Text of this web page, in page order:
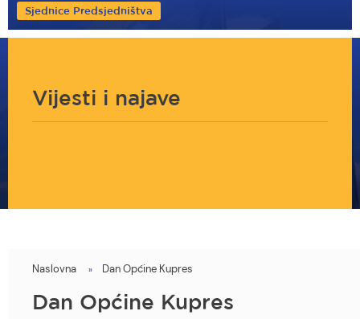
Sjednice Predsjedništva
Vijesti i najave
You
are
Naslovna Dan Općine Kupres
Dan Općine Kupres